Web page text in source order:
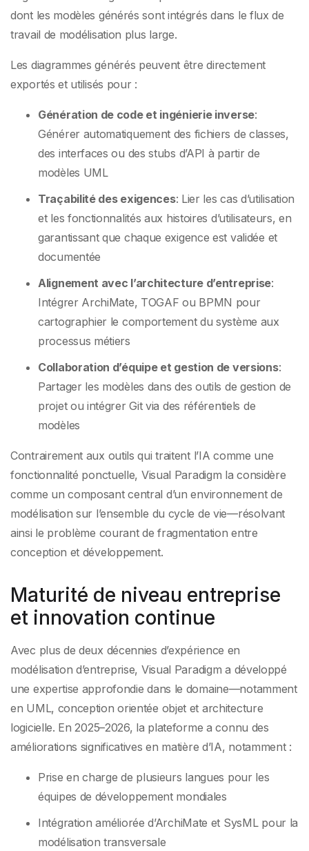
dont les modèles générés sont intégrés dans le flux de
travail de modélisation plus large.
Les diagrammes générés peuvent être directement
exportés et utilisés pour :
Génération de code et ingénierie inverse:
Générer automatiquement des fichiers de classes,
des interfaces ou des stubs d’API à partir de
modèles UML
Traçabilité des exigences: Lier les cas d’utilisation
et les fonctionnalités aux histoires d’utilisateurs, en
garantissant que chaque exigence est validée et
documentée
Alignement avec l’architecture d’entreprise:
Intégrer ArchiMate, TOGAF ou BPMN pour
cartographier le comportement du système aux
processus métiers
Collaboration d’équipe et gestion de versions:
Partager les modèles dans des outils de gestion de
projet ou intégrer Git via des référentiels de
modèles
Contrairement aux outils qui traitent l’IA comme une
fonctionnalité ponctuelle, Visual Paradigm la considère
comme un composant central d’un environnement de
modélisation sur l’ensemble du cycle de vie—résolvant
ainsi le problème courant de fragmentation entre
conception et développement.
Maturité de niveau entreprise
et innovation continue
Avec plus de deux décennies d’expérience en
modélisation d’entreprise, Visual Paradigm a développé
une expertise approfondie dans le domaine—notamment
en UML, conception orientée objet et architecture
logicielle. En 2025–2026, la plateforme a connu des
améliorations significatives en matière d’IA, notamment :
Prise en charge de plusieurs langues pour les
équipes de développement mondiales
Intégration améliorée d’ArchiMate et SysML pour la
modélisation transversale